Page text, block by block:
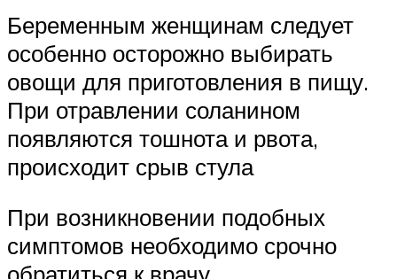
Беременным женщинам следует
особенно осторожно выбирать
овощи для приготовления в пищу.
При отравлении соланином
появляются тошнота и рвота,
происходит срыв стула
При возникновении подобных
симптомов необходимо срочно